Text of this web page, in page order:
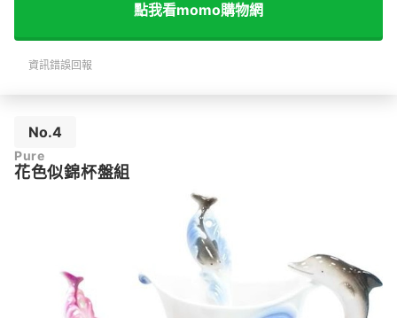
點我看momo購物網
資訊錯誤回報
No.4
Pure
花色似錦杯盤組